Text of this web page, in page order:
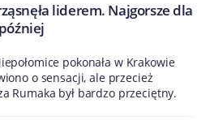
liderem. Najgorsze dla
pokonała w Krakowie
o sensacji, ale przecież
Rumaka był bardzo przeciętny.